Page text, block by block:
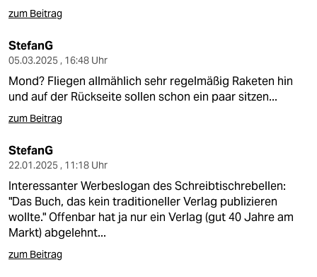
zum Beitrag
StefanG
05.03.2025 , 16:48 Uhr
Mond? Fliegen allmählich sehr regelmäßig Raketen hin
und auf der Rückseite sollen schon ein paar sitzen...
zum Beitrag
StefanG
22.01.2025 , 11:18 Uhr
Interessanter Werbeslogan des Schreibtischrebellen:
"Das Buch, das kein traditioneller Verlag publizieren
wollte." Offenbar hat ja nur ein Verlag (gut 40 Jahre am
Markt) abgelehnt...
zum Beitrag